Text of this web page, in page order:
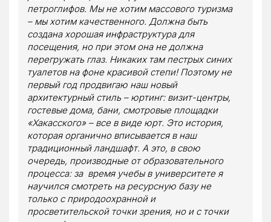
петроглифов. Мы не хотим массового туризма
– мы хотим качественного. Должна быть
создана хорошая инфраструктура для
посещения, но при этом она не должна
перегружать глаз. Никаких там пестрых синих
туалетов на фоне красивой степи! Поэтому не
первый год продвигаю наш новый
архитектурный стиль – юртинг: визит-центры,
гостевые дома, бани, смотровые площадки
«Хакасского» – все в виде юрт. Это история,
которая органично вписывается в наш
традиционный ландшафт. А это, в свою
очередь, производные от образовательного
процесса: за время учебы в университете я
научился смотреть на ресурсную базу не
только с природоохранной и
просветительской точки зрения, но и с точки